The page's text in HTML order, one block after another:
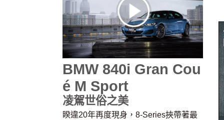
BMW 840i Gran Cou
é M Sport
凌駕世俗之美
睽違20年再度現身，8-Series挾帶著最